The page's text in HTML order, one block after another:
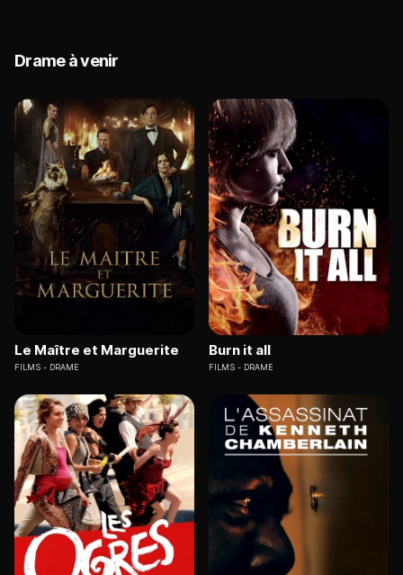
Drame à venir
Le Maître et Marguerite
FILMS DRAME
Burn it all
FILMS DRAME